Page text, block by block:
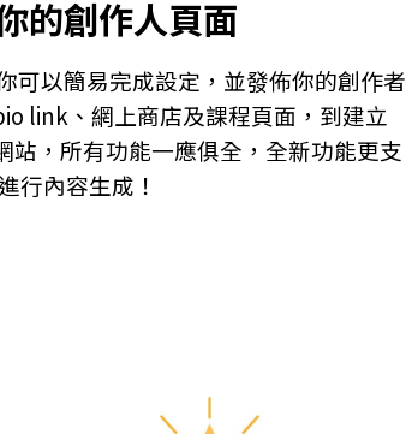
的創作人頁面
可以簡易完成設定，並發佈你的創作者
link、網上商店及課程頁面，到建立
站，所有功能一應俱全，全新功能更支
行內容生成！